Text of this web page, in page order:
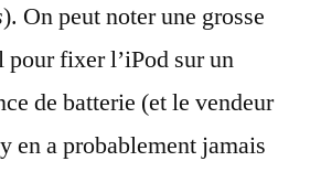
). On peut noter une grosse
pour fixer l’iPod sur un
de batterie (et le vendeur
en a probablement jamais